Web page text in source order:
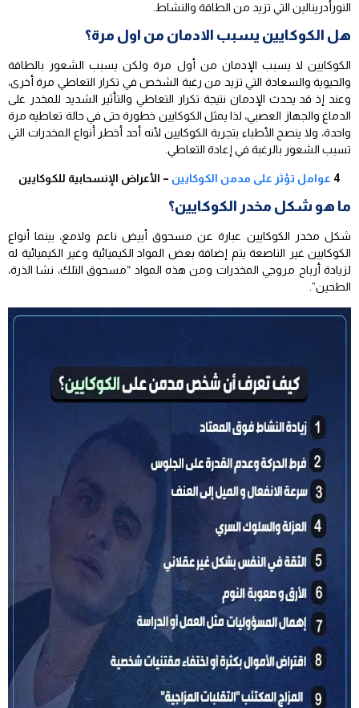
النورأدرينالين التي تزيد من الطاقة والنشاط.
هل الكوكايين يسبب الادمان من اول مرة؟
الكوكايين لا يسبب الإدمان من أول مرة ولكن يسبب الشعور بالطاقة
والحيوية والسعادة التي تزيد من رغبة الشخص في تكرار التعاطي مرة أخرى،
وعند إذ قد يحدث الإدمان نتيجة تكرار التعاطي والتأثير الشديد للمخدر على
الدماغ والجهاز العصبي، لذا يمثل الكوكايين خطورة حتى في حالة تعاطيه مرة
واحدة، ولا ينصح الأطباء بتجربة الكوكايين لأنه أحد أخطر أنواع المخدرات التي
تسبب الشعور بالرغبة في إعادة التعاطي.
4 عوامل تؤثر على مدمن الكوكايين – الأعراض الإنسحابية للكوكايين
ما هو شكل مخدر الكوكايين؟
شكل مخدر الكوكايين عبارة عن مسحوق أبيض ناعم ولامع، بينما أنواع
الكوكايين غير الناصعة يتم إضافة بعض المواد الكيميائية وغير الكيميائية له
لزيادة أرباح مروجي المخدرات ومن هذه المواد “مسحوق التلك، نشا الذرة،
الطحين”.